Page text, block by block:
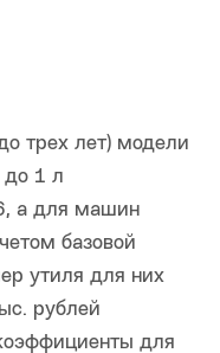
трех лет) модели
1 л
а для машин
базовой
утиля для них
рублей
для